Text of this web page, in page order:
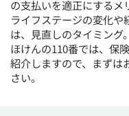
の支払いを適正にするメ
ライフステージの変化
は、見直しのタイミング。
ほけんの110番では、保
紹介しますので、まずは
さい。